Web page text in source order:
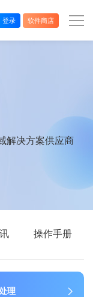
登录 软件商店
解决方案供应商
操作手册
理